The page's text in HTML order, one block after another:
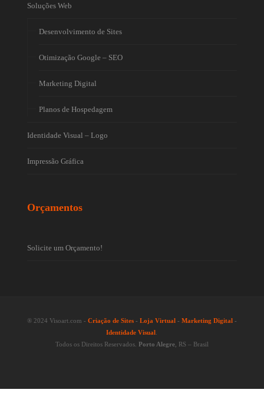
Soluções Web
Desenvolvimento de Sites
Otimização Google – SEO
Marketing Digital
Planos de Hospedagem
Identidade Visual – Logo
Impressão Gráfica
Orçamentos
Solicite um Orçamento!
® 2024 Visoart.com - Criação de Sites- Loja Virtual- Marketing Digital-
Identidade Visual
Todos os Direitos Reservados. Porto Alegre, RS – Brasil